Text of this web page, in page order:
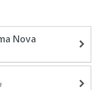
Nova